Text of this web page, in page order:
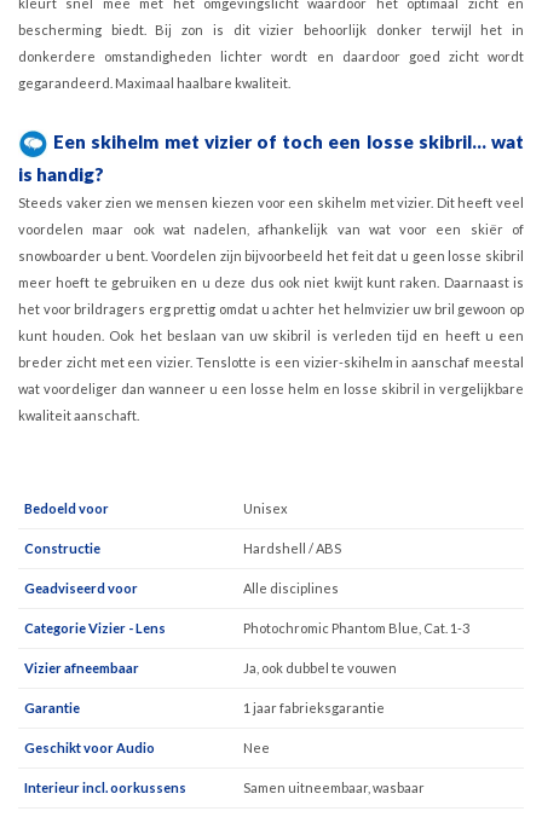
kleurt snel mee met het omgevingslicht waardoor het optimaal zicht en
bescherming biedt. Bij zon is dit vizier behoorlijk donker terwijl het in
donkerdere omstandigheden lichter wordt en daardoor goed zicht wordt
gegarandeerd. Maximaal haalbare kwaliteit.
Een skihelm met vizier of toch een losse skibril... wat
is handig?
Steeds vaker zien we mensen kiezen voor een skihelm met vizier. Dit heeft veel
voordelen maar ook wat nadelen, afhankelijk van wat voor een skiër of
snowboarder u bent. Voordelen zijn bijvoorbeeld het feit dat u geen losse skibril
meer hoeft te gebruiken en u deze dus ook niet kwijt kunt raken. Daarnaast is
het voor brildragers erg prettig omdat u achter het helmvizier uw bril gewoon op
kunt houden. Ook het beslaan van uw skibril is verleden tijd en heeft u een
breder zicht met een vizier. Tenslotte is een vizier-skihelm in aanschaf meestal
wat voordeliger dan wanneer u een losse helm en losse skibril in vergelijkbare
kwaliteit aanschaft.
Bedoeld voor Unisex
Constructie Hardshell / ABS
Geadviseerd voor Alle disciplines
Categorie Vizier - Lens Photochromic Phantom Blue, Cat. 1-3
Vizier afneembaar Ja, ook dubbel te vouwen
Garantie 1 jaar fabrieksgarantie
Geschikt voor Audio Nee
Interieur incl. oorkussens Samen uitneembaar, wasbaar